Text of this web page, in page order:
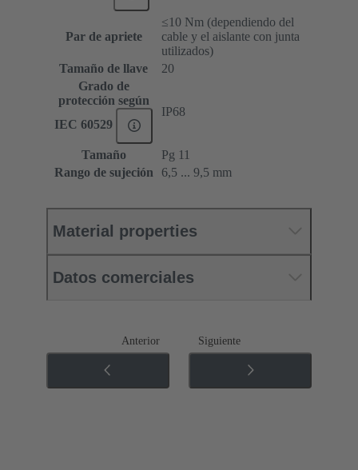
Par de apriete
≤10 Nm (dependiendo del
cable y el aislante con junta
utilizados)
Tamaño de llave
20
Grado de
protección según
IEC 60529
IP68
Tamaño
Pg 11
Rango de sujeción
6,5 ... 9,5 mm
Material properties
Datos comerciales
Anterior Siguiente